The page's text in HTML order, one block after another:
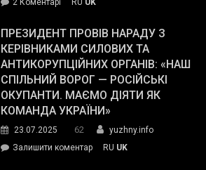
The
Street
Journal.
Південному
працівникам
ОПЗ
з
матеріального
резерву
гуманітарну
допомогу
ПРЕЗИДЕНТ ПРОВІВ НАРАДУ З
КЕРІВНИКАМИ СИЛОВИХ ТА
АНТИКОРУПЦІЙНИХ ОРГАНІВ: «НАШ
СПІЛЬНИЙ ВОРОГ — РОСІЙСЬКІ
ОКУПАНТИ. МАЄМО ДІЯТИ ЯК
КОМАНДА УКРАЇНИ»
23.07.2025 62
yuzhny.info
Залишити коментарon
RU UK